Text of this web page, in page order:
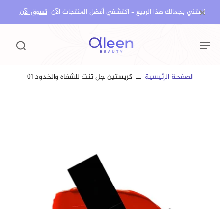
اعتني بجمالك هذا الربيع – اكتشفي أفضل المنتجات الآن! تسوق الآن
الصفحة الرئيسية كريستين جل تنت للشفاه والخدود 01
×